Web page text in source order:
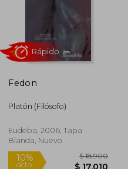
dcto.
Fedon
Platón (Filósofo)
Eudeba, 2006, Tapa
Blanda, Nuevo